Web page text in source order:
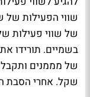
בשמיים. תורידו
שקל. אחרי הסבת